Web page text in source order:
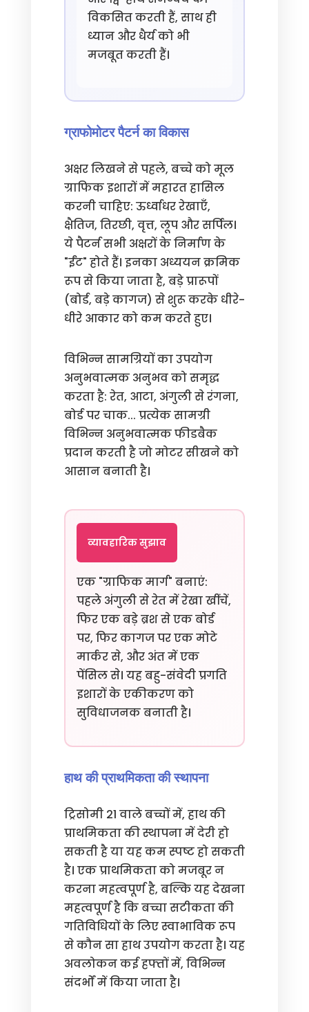
विकसित करती हैं, साथ ही
ध्यान और धैर्य को भी
मजबूत करती हैं।
ग्राफोमोटर पैटर्न का विकास
अक्षर लिखने से पहले, बच्चे को मूल
ग्राफिक इशारों में महारत हासिल
करनी चाहिए: ऊर्ध्वाधर रेखाएँ,
क्षैतिज, तिरछी, वृत्त, लूप और सर्पिल।
ये पैटर्न सभी अक्षरों के निर्माण के
"ईंट" होते हैं। इनका अध्ययन क्रमिक
रूप से किया जाता है, बड़े प्रारूपों
(बोर्ड, बड़े कागज) से शुरू करके धीरे-
धीरे आकार को कम करते हुए।
विभिन्न सामग्रियों का उपयोग
अनुभवात्मक अनुभव को समृद्ध
करता है: रेत, आटा, अंगुली से रंगना,
बोर्ड पर चाक... प्रत्येक सामग्री
विभिन्न अनुभवात्मक फीडबैक
प्रदान करती है जो मोटर सीखने को
आसान बनाती है।
व्यावहारिक सुझाव
एक "ग्राफिक मार्ग" बनाएं:
पहले अंगुली से रेत में रेखा खींचें,
फिर एक बड़े ब्रश से एक बोर्ड
पर, फिर कागज पर एक मोटे
मार्कर से, और अंत में एक
पेंसिल से। यह बहु-संवेदी प्रगति
इशारों के एकीकरण को
सुविधाजनक बनाती है।
हाथ की प्राथमिकता की स्थापना
ट्रिसोमी 21 वाले बच्चों में, हाथ की
प्राथमिकता की स्थापना में देरी हो
सकती है या यह कम स्पष्ट हो सकती
है। एक प्राथमिकता को मजबूर न
करना महत्वपूर्ण है, बल्कि यह देखना
महत्वपूर्ण है कि बच्चा सटीकता की
गतिविधियों के लिए स्वाभाविक रूप
से कौन सा हाथ उपयोग करता है। यह
अवलोकन कई हफ्तों में, विभिन्न
संदर्भों में किया जाता है।